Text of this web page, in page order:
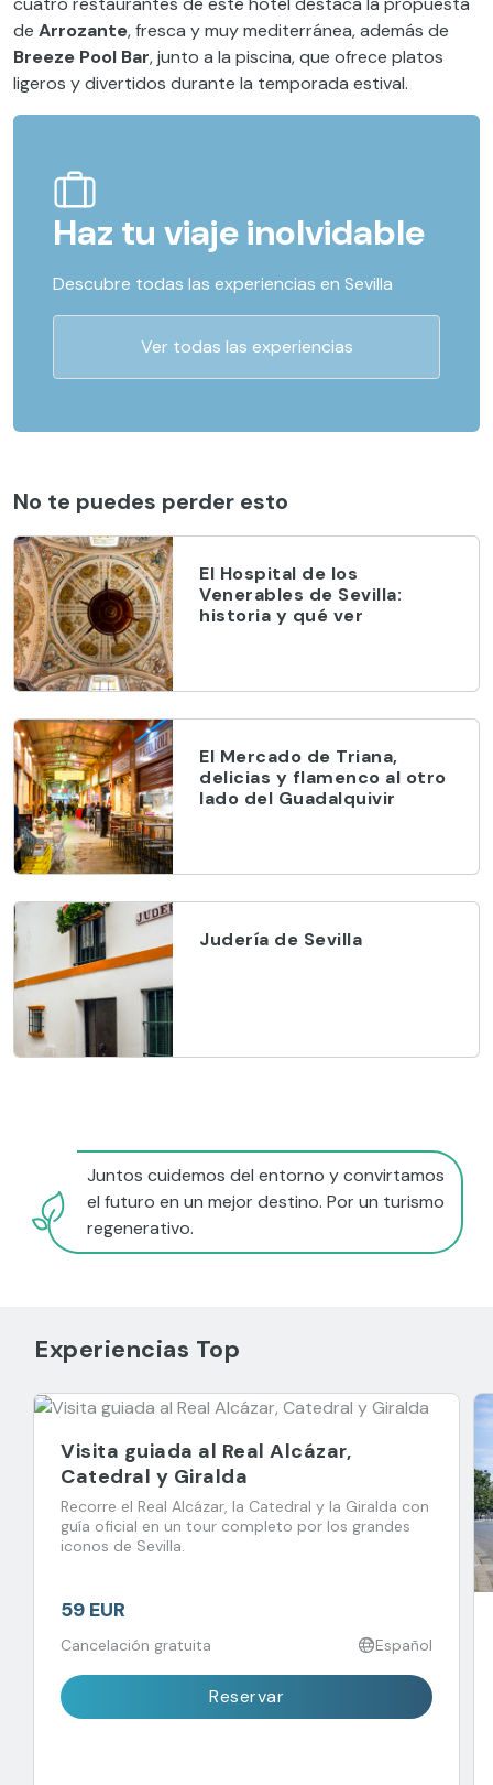
de Arrozante, fresca y muy mediterránea, además de
Breeze Pool Bar, junto a la piscina, que ofrece platos
ligeros y divertidos durante la temporada estival.
Haz tu viaje inolvidable
Descubre todas las experiencias en Sevilla
Ver todas las experiencias
No te puedes perder esto
El Hospital de los
Venerables de Sevilla:
historia y qué ver
El Mercado de Triana,
delicias y flamenco al otro
lado del Guadalquivir
Judería de Sevilla
Juntos cuidemos del entorno y convirtamos
el futuro en un mejor destino. Por un turismo
regenerativo.
Experiencias Top
Visita guiada al Real Alcázar,
Catedral y Giralda
Recorre el Real Alcázar, la Catedral y la Giralda con
guía oficial en un tour completo por los grandes
iconos de Sevilla.
59 EUR
Cancelación gratuita Español
Reservar